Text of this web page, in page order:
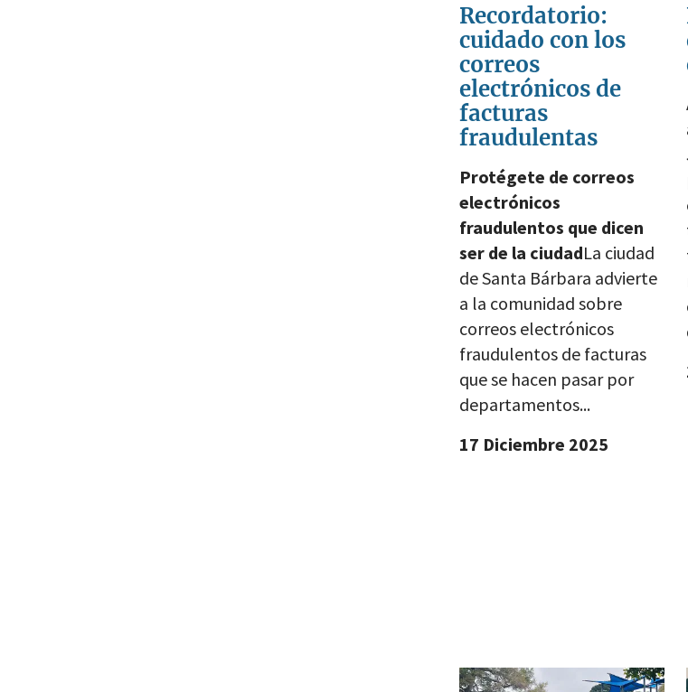
Recordatorio:
cuidado con los
correos
electrónicos de
facturas
fraudulentas
Protégete de correos
electrónicos
fraudulentos que dicen
ser de la ciudadLa ciudad
de Santa Bárbara advierte
a la comunidad sobre
correos electrónicos
fraudulentos de facturas
que se hacen pasar por
departamentos...
17 Diciembre 2025